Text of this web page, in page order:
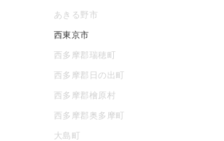
あきる野市
西東京市
西多摩郡瑞穂町
西多摩郡日の出町
西多摩郡檜原村
西多摩郡奥多摩町
大島町